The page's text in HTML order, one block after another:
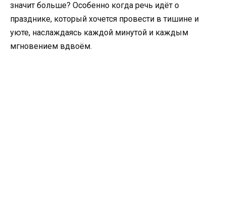
значит больше? Особенно когда речь идёт о
празднике, который хочется провести в тишине и
уюте, наслаждаясь каждой минутой и каждым
мгновением вдвоём.